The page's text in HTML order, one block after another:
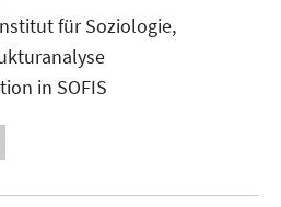
neuem
Fenster
für Soziologie,
in SOFIS